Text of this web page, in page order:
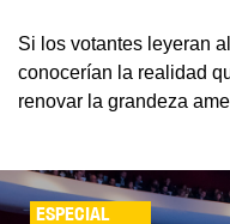
Si los votantes leyeran
conocerían la realidad
renovar la grandeza
ESPECIAL